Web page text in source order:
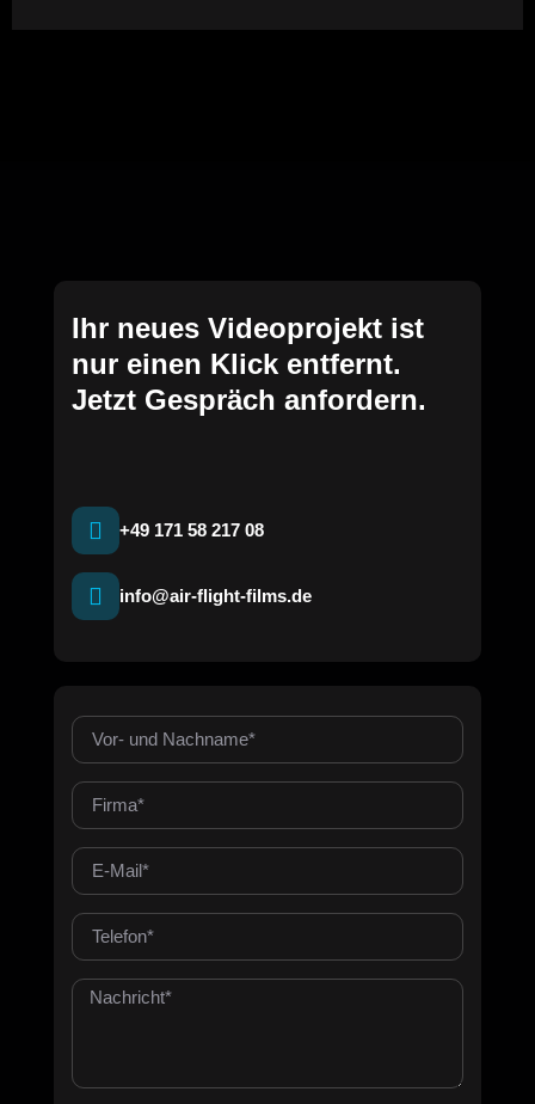
Ihr neues Videoprojekt ist
nur einen Klick entfernt.
Jetzt Gespräch anfordern.
+49 171 58 217 08
info@air-flight-films.de